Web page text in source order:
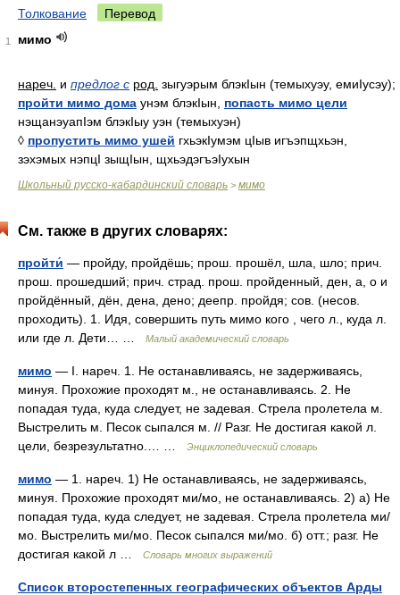
Толкование Перевод
1 мимо
нареч. и предлог с род. зыгуэрым блэкIын (темыхуэу, емиIусэу);
пройти мимо дома унэм блэкIын, попасть мимо цели
нэщанэуапIэм блэкIыу уэн (темыхуэн)
◊ пропустить мимо ушей гхьэкIумэм цIыв игъэпщхьэн,
зэхэмых нэпцI зыщIын, щхьэдэгъэIухын
Школьный русско-кабардинский словарь > мимо
См. также в других словарях:
пройти́ — пройду, пройдёшь; прош. прошёл, шла, шло; прич.
прош. прошедший; прич. страд. прош. пройденный, ден, а, о и
пройдённый, дён, дена, дено; деепр. пройдя; сов. (несов.
проходить). 1. Идя, совершить путь мимо кого , чего л., куда л.
или где л. Дети… …
Малый академический словарь
мимо — I. нареч. 1. Не останавливаясь, не задерживаясь,
минуя. Прохожие проходят м., не останавливаясь. 2. Не
попадая туда, куда следует, не задевая. Стрела пролетела м.
Выстрелить м. Песок сыпался м. // Разг. Не достигая какой л.
цели, безрезультатно.… …
Энциклопедический словарь
мимо — 1. нареч. 1) Не останавливаясь, не задерживаясь,
минуя. Прохожие проходят ми/мо, не останавливаясь. 2) а) Не
попадая туда, куда следует, не задевая. Стрела пролетела ми/
мо. Выстрелить ми/мо. Песок сыпался ми/мо. б) отт.; разг. Не
достигая какой л …
Словарь многих выражений
Список второстепенных географических объектов Арды